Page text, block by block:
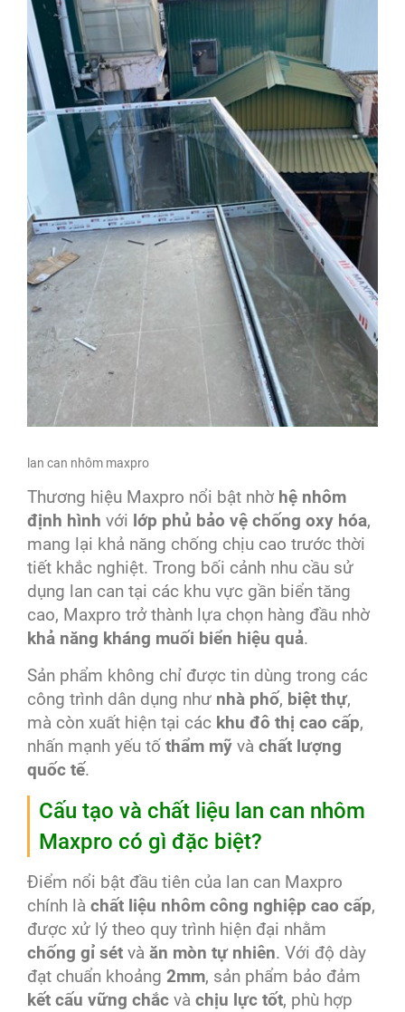
lan can nhôm maxpro
Thương hiệu Maxpro nổi bật nhờ hệ nhôm
định hình với lớp phủ bảo vệ chống oxy hóa,
mang lại khả năng chống chịu cao trước thời
tiết khắc nghiệt. Trong bối cảnh nhu cầu sử
dụng lan can tại các khu vực gần biển tăng
cao, Maxpro trở thành lựa chọn hàng đầu nhờ
khả năng kháng muối biển hiệu quả.
Sản phẩm không chỉ được tin dùng trong các
công trình dân dụng như nhà phố, biệt thự,
mà còn xuất hiện tại các khu đô thị cao cấp,
nhấn mạnh yếu tố thẩm mỹ và chất lượng
quốc tế.
Cấu tạo và chất liệu lan can nhôm
Maxpro có gì đặc biệt?
Điểm nổi bật đầu tiên của lan can Maxpro
chính là chất liệu nhôm công nghiệp cao cấp,
được xử lý theo quy trình hiện đại nhằm
chống gỉ sét và ăn mòn tự nhiên. Với độ dày
đạt chuẩn khoảng 2mm, sản phẩm bảo đảm
kết cấu vững chắc và chịu lực tốt, phù hợp